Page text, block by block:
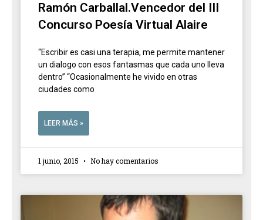
Ramón Carballal.Vencedor del III
Concurso Poesía Virtual Alaire
“Escribir es casi una terapia, me permite mantener
un dialogo con esos fantasmas que cada uno lleva
dentro” “Ocasionalmente he vivido en otras
ciudades como
LEER MÁS »
1 junio, 2015 No hay comentarios